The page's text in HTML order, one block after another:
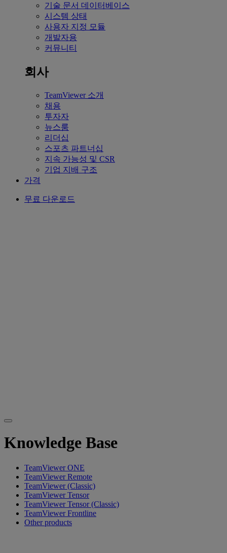
기술 문서 데이터베이스
시스템 상태
사용자 지정 모듈
개발자용
커뮤니티
회사
TeamViewer 소개
채용
투자자
뉴스룸
리더십
스포츠 파트너십
지속 가능성 및 CSR
기업 지배 구조
가격
무료 다운로드
Knowledge Base
TeamViewer ONE
TeamViewer Remote
TeamViewer (Classic)
TeamViewer Tensor
TeamViewer Tensor (Classic)
TeamViewer Frontline
Other products